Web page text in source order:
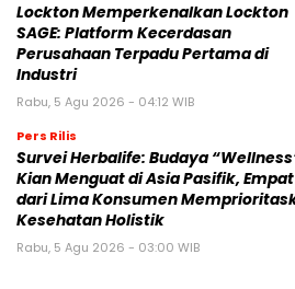
Lockton Memperkenalkan Lockton
SAGE: Platform Kecerdasan
Perusahaan Terpadu Pertama di
Industri
Rabu, 5 Agu 2026 - 04:12 WIB
Pers Rilis
Survei Herbalife: Budaya
Kian Menguat di Asia Pasifik, Empat
dari Lima Konsumen
Kesehatan Holistik
Rabu, 5 Agu 2026 - 03:00 WIB